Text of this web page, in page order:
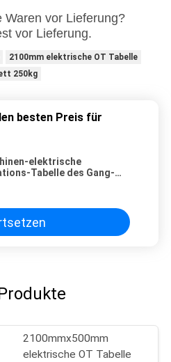
Waren vor Lieferung?
vor Lieferung.
2100mm elektrische OT Tabelle
250kg
besten Preis für
elektrische
Tabelle des Gang-
2100mmx500mm
elektrische OT Tabelle